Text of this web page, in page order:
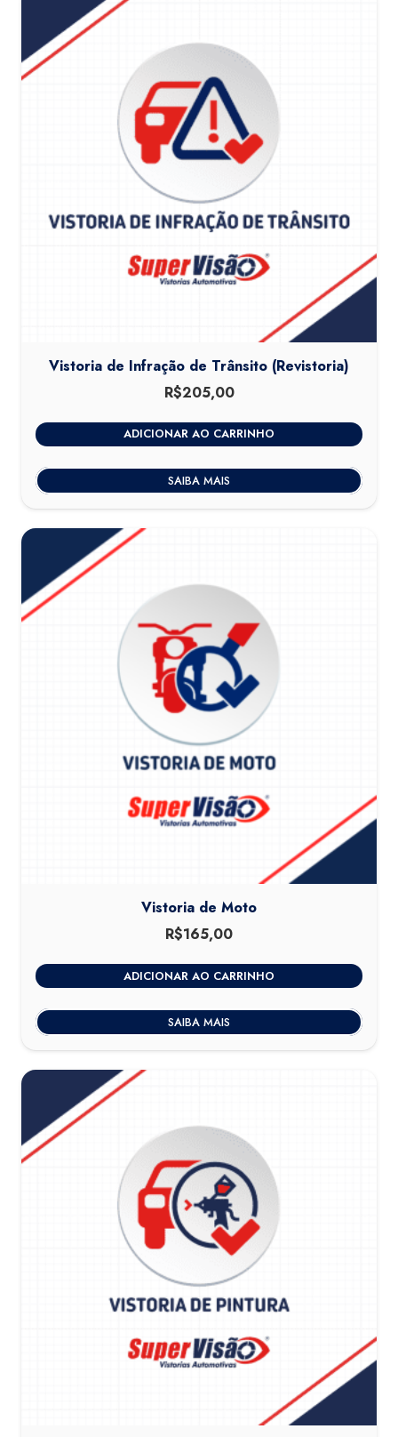
Vistoria de Infração de Trânsito (Revistoria)
R$205,00
ADICIONAR AO CARRINHO
SAIBA MAIS
Vistoria de Moto
R$165,00
ADICIONAR AO CARRINHO
SAIBA MAIS